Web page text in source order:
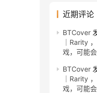
近期评论
BTCover
｜Rarity
戏，可能
BTCover
｜Rarity
戏，可能